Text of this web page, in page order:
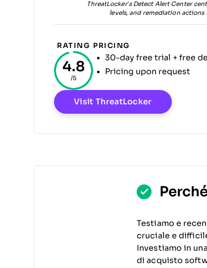
ThreatLocker’s Detect Alert Center
levels, and remediation
RATING
4.8
/5
PRICING
30-day free trial + free
Pricing upon request
Visit ThreatLockerOpens New
Testiamo e
cruciale e
Investiamo in
di acquisto